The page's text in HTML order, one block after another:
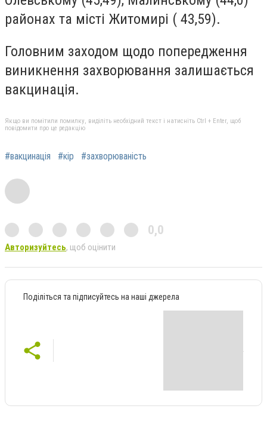
районах та місті Житомирі ( 43,59).
Головним заходом щодо попередження
виникнення захворювання залишається
вакцинація.
Якщо ви помітили помилку, виділіть необхідний текст і натисніть Ctrl + Enter, щоб
повідомити про це редакцію
#вакцинація #кір #захворюваність
0,0
Авторизуйтесь, щоб оцінити
Поділіться та підписуйтесь на наші джерела